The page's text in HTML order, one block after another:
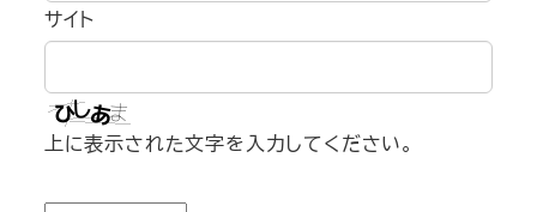
サイト
上に表示された文字を入力してください。